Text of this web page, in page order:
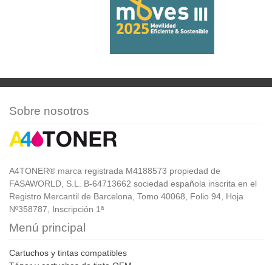
Sobre nosotros
A4TONER® marca registrada M4188573 propiedad de
FASAWORLD, S.L. B-64713662 sociedad española inscrita en el
Registro Mercantil de Barcelona, Tomo 40068, Folio 94, Hoja
Nº358787, Inscripción 1ª
Menú principal
Cartuchos y tintas compatibles